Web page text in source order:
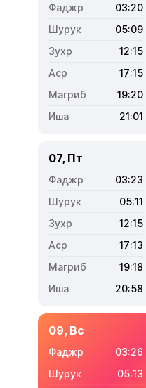
03:20
05:09
12:15
17:15
19:20
21:01
07, Пт
03:23
05:11
12:15
17:13
19:18
20:58
09, Вс
03:26
05:13